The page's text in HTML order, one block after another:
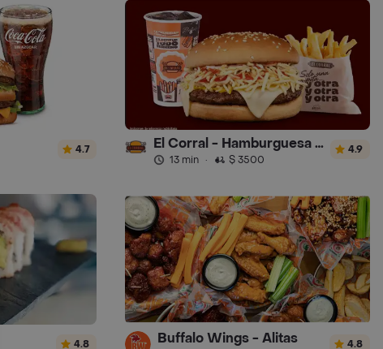
4.7 El Corral - Hamburguesa - Turbo
13 min · $ 3500
4.9
4.8 Buffalo Wings - Alitas 4.8